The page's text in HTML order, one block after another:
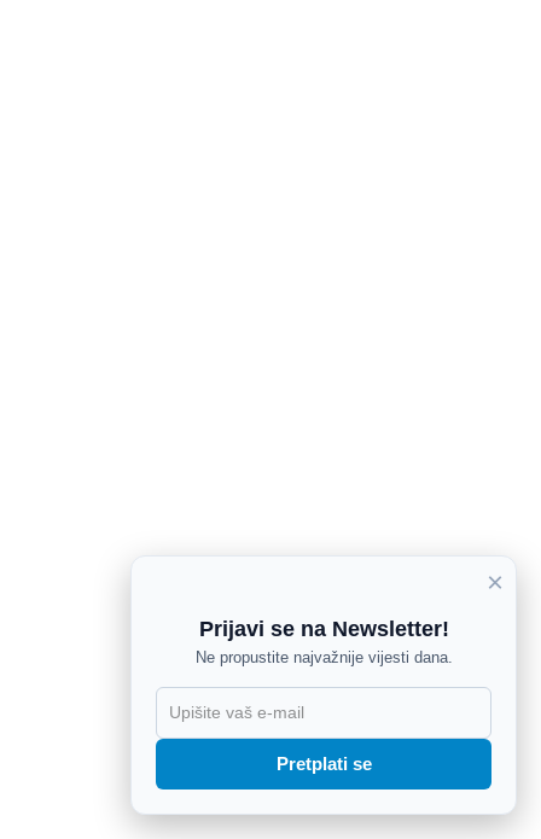
×
Prijavi se na Newsletter!
Ne propustite najvažnije vijesti dana.
Pretplati se